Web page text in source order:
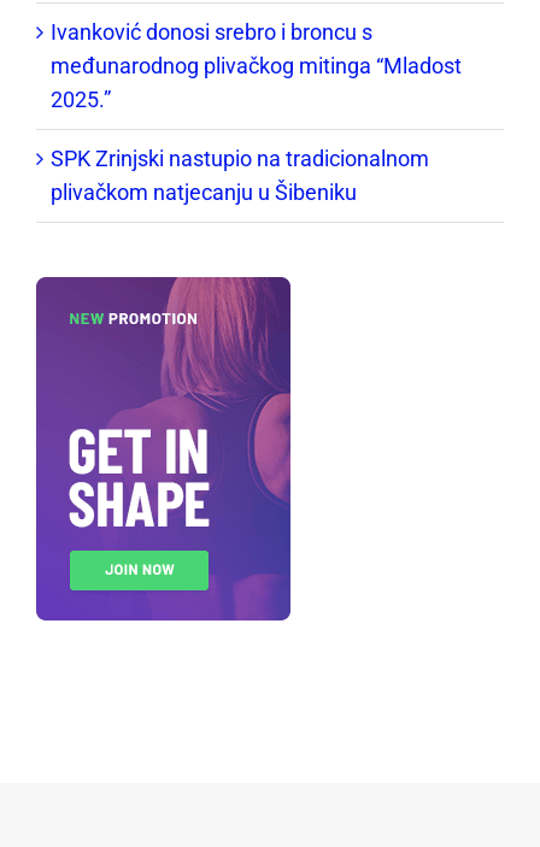
Ivanković donosi srebro i broncu s
međunarodnog plivačkog mitinga “Mladost
2025.”
SPK Zrinjski nastupio na tradicionalnom
plivačkom natjecanju u Šibeniku